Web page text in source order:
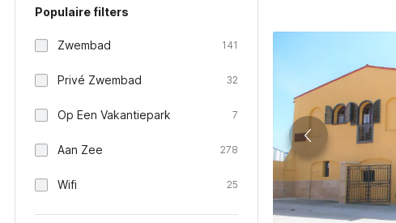
Populaire filters
Zwembad 141
Privé Zwembad 32
Op Een Vakantiepark 7
Aan Zee 278
Wifi 25